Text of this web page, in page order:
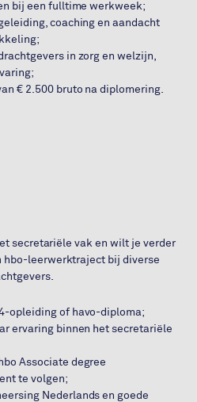
bij een fulltime werkweek;
coaching en aandacht
in zorg en welzijn,
€ 2.500 bruto na diplomering.
secretariële vak en wilt je verder
hbo-leerwerktraject bij diverse
opleiding of havo-diploma;
ervaring binnen het secretariële
Associate degree
te volgen;
Nederlands en goede